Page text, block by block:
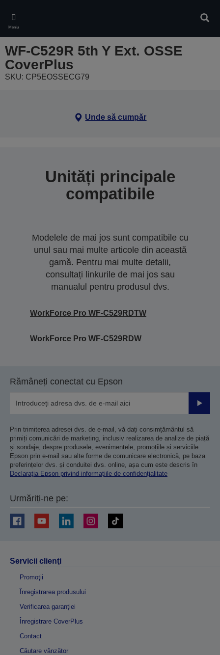
main
content
Meniu
WF-C529R 5th Y Ext. OSSE
CoverPlus
SKU: CP5EOSSECG79
Unde să cumpăr
Unități principale
compatibile
Modelele de mai jos sunt compatibile cu
unul sau mai multe articole din această
gamă. Pentru mai multe detalii,
consultați linkurile de mai jos sau
manualul pentru produsul dvs.
WorkForce Pro WF-C529RDTW
WorkForce Pro WF-C529RDW
Rămâneți conectat cu Epson
Prin trimiterea adresei dvs. de e-mail, vă dați consimțământul să
primiți comunicări de marketing, inclusiv realizarea de analize de piață
și sondaje, despre produsele, evenimentele, promoțiile și serviciile
Epson prin e-mail sau alte forme de comunicare electronică, pe baza
preferințelor dvs. și conduitei dvs. online, așa cum este descris în
Declarația Epson privind informațiile de confidențialitate
Urmăriți-ne pe:
Servicii clienţi
Promoţii
Înregistrarea produsului
Verificarea garanției
Înregistrare CoverPlus
Contact
Căutare vânzător